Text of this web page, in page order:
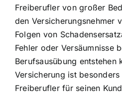
Freiberufler von großer
den Versicherungsnehmer
Folgen von
Fehler oder Versäumnisse
Berufsausübung entstehen
Versicherung ist
Freiberufler für seinen